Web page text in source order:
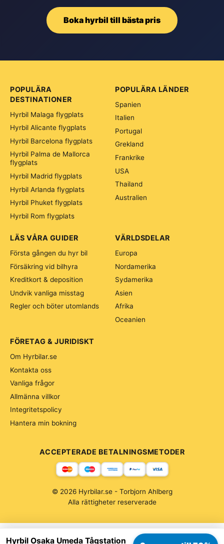
Boka hyrbil till bästa pris
Hyrbil Osaka Umeda Tågstation
POPULÄRA
DESTINATIONER
Hyrbil Malaga flygplats
Hyrbil Alicante flygplats
Hyrbil Barcelona flygplats
Hyrbil Palma de Mallorca
flygplats
Hyrbil Madrid flygplats
Hyrbil Arlanda flygplats
Hyrbil Phuket flygplats
Hyrbil Rom flygplats
POPULÄRA LÄNDER
Spanien
Italien
Portugal
Grekland
Frankrike
USA
Thailand
Australien
VÄRLDSDELAR
Europa
Nordamerika
Sydamerika
Asien
Afrika
Oceanien
LÄS VÅRA GUIDER
Första gången du hyr bil
Försäkring vid bilhyra
Kreditkort & deposition
Undvik vanliga misstag
Regler och böter utomlands
FÖRETAG & JURIDISKT
Om Hyrbilar.se
Kontakta oss
Vanliga frågor
Allmänna villkor
Integritetspolicy
Hantera min bokning
ACCEPTERADE BETALNINGSMETODER
© 2026 Hyrbilar.se - Torbjorn Ahlberg
Alla rättigheter reserverade